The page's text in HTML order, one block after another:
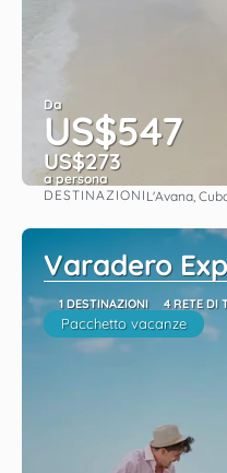
Da
US$547
US$273
a persona
DESTINAZIONI L'Avana,
Varadero
1 DESTINAZIONI 4 RETE DI
Pacchetto vacanze